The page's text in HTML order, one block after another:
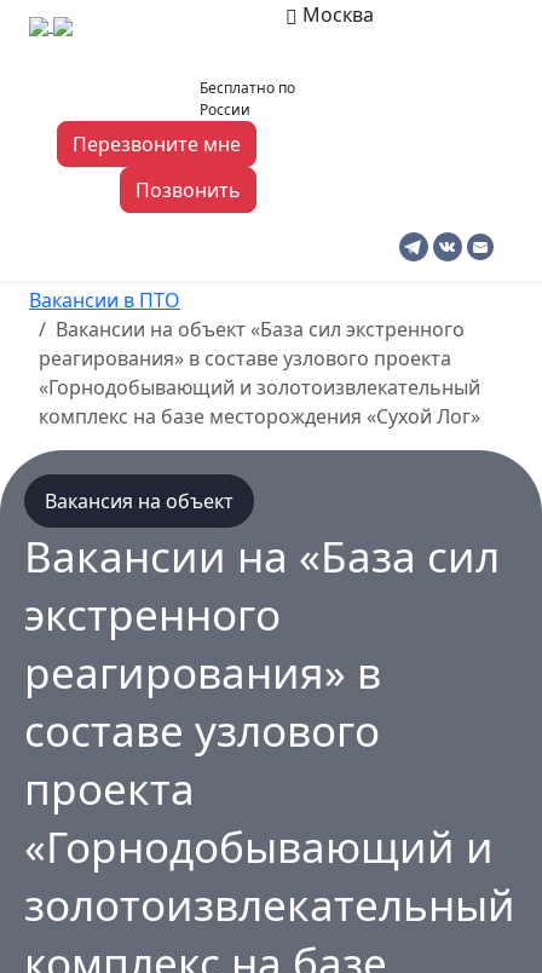
Москва
Бесплатно по
России
Перезвоните мне
Позвонить
Вакансии в ПТО
Вакансии на объект «База сил экстренного
реагирования» в составе узлового проекта
«Горнодобывающий и золотоизвлекательный
комплекс на базе месторождения «Сухой Лог»
Вакансия на объект
Вакансии на «База сил
экстренного
реагирования» в
составе узлового
проекта
«Горнодобывающий и
золотоизвлекательный